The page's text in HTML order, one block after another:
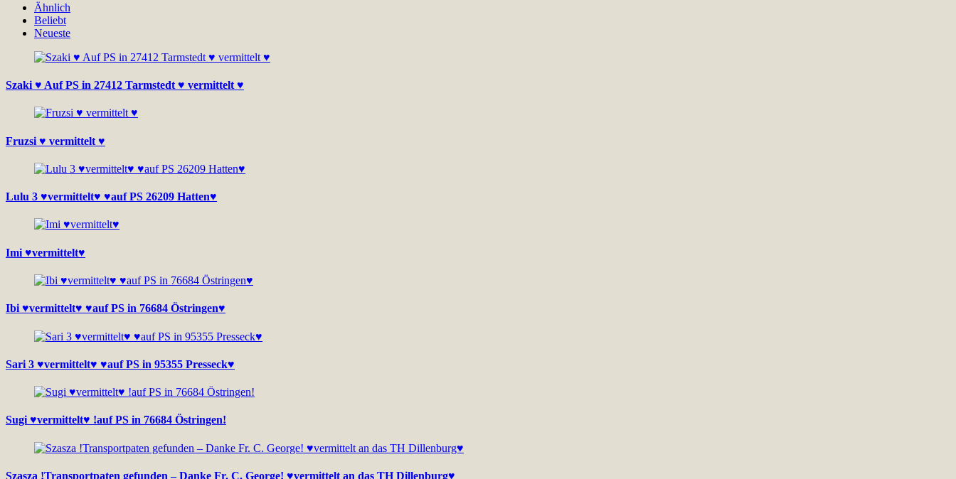
Ähnlich
Beliebt
Neueste
Szaki ♥ Auf PS in 27412 Tarmstedt ♥ vermittelt ♥
Fruzsi ♥ vermittelt ♥
Lulu 3 ♥vermittelt♥ ♥auf PS 26209 Hatten♥
Imi ♥vermittelt♥
Ibi ♥vermittelt♥ ♥auf PS in 76684 Östringen♥
Sari 3 ♥vermittelt♥ ♥auf PS in 95355 Presseck♥
Sugi ♥vermittelt♥ !auf PS in 76684 Östringen!
Szasza !Transportpaten gefunden – Danke Fr. C. George! ♥vermittelt an das TH Dillenburg♥